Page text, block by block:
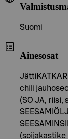
Suomi
Ainesosat
chili
(SOIJA, riisi,
(soijakastike